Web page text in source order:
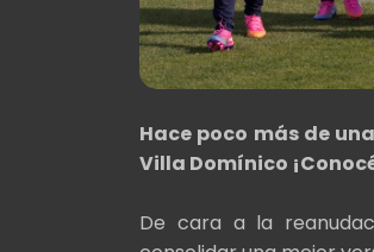
Hace poco más de
Villa Domínico
De cara a la